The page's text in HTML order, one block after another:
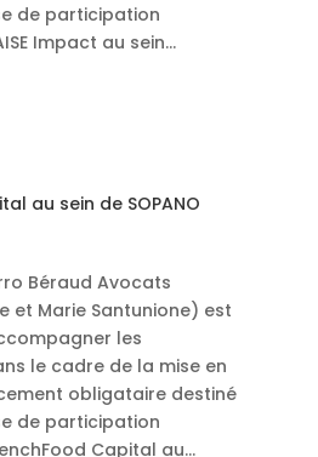
de participation
Impact au sein...
au sein de SOPANO
Béraud Avocats
et Marie Santunione) est
les
le cadre de la mise en
obligataire destiné
de participation
Capital au...